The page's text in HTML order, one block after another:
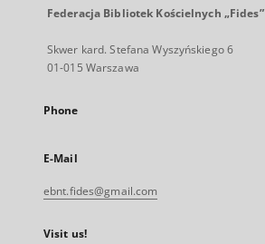
Federacja Bibliotek Kościelnych „Fides”
Skwer kard. Stefana Wyszyńskiego 6
01-015 Warszawa
Phone
E-Mail
ebnt.fides@gmail.com
Visit us!